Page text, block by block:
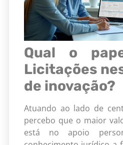
Qual o
Licitações
de inovação?
Atuando ao lado de
percebo que o maior
está no apoio